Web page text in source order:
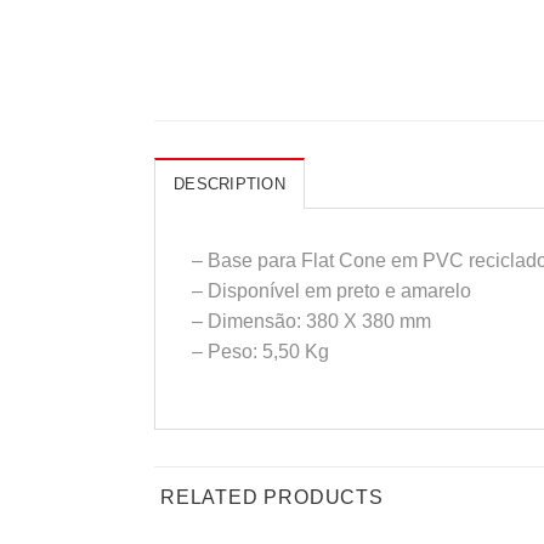
DESCRIPTION
– Base para Flat Cone em PVC
– Disponível em preto e amarelo
– Dimensão: 380 X 380 mm
– Peso: 5,50 Kg
RELATED PRODUCTS